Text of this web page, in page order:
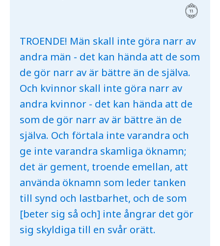
TROENDE! Män skall inte göra narr av
andra män - det kan hända att de som
de gör narr av är bättre än de själva.
Och kvinnor skall inte göra narr av
andra kvinnor - det kan hända att de
som de gör narr av är bättre än de
själva. Och förtala inte varandra och
ge inte varandra skamliga öknamn;
det är gement, troende emellan, att
använda öknamn som leder tanken
till synd och lastbarhet, och de som
[beter sig så och] inte ångrar det gör
sig skyldiga till en svår orätt.